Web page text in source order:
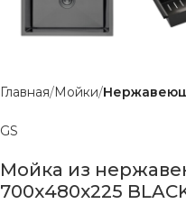
Главная Мойки
GS
Мойка из
700х480х225